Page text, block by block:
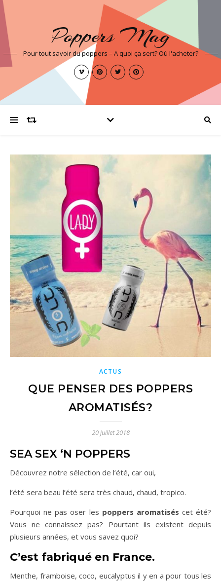
Poppers Mag
Pour tout savoir du poppers – A quoi ça sert? Où l'acheter?
ACTUS
QUE PENSER DES POPPERS
AROMATISÉS?
20 juillet 2018
SEA SEX ‘N POPPERS
Découvrez notre sélection de l’été, car oui,
l’été sera beau l’été sera très chaud, chaud, tropico.
Pourquoi ne pas oser les poppers aromatisés cet été?
Vous ne connaissez pas? Pourtant ils existent depuis
plusieurs années, et vous savez quoi?
C’est fabriqué en France.
Menthe, framboise, coco, eucalyptus il y en a pour tous les